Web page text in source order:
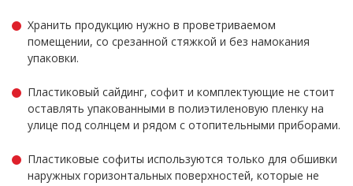
Хранить продукцию нужно в проветриваемом
помещении, со срезанной стяжкой и без намокания
упаковки.
Пластиковый сайдинг, софит и комплектующие не стоит
оставлять упакованными в полиэтиленовую пленку на
улице под солнцем и рядом с отопительными приборами.
Пластиковые софиты используются только для обшивки
наружных горизонтальных поверхностей, которые не